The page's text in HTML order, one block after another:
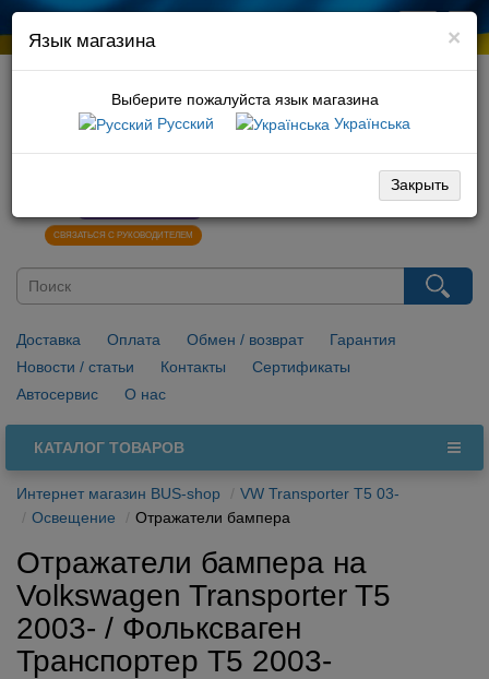
066 729 10 01
СВЯЗАТЬСЯ С РУКОВОДИТЕЛЕМ
Доставка Оплата Обмен / возврат
Гарантия
Новости / статьи
Контакты
Сертификаты
Автосервис
О нас
КАТАЛОГ ТОВАРОВ
Интернет магазин BUS-shop
VW Transporter T5 03-
Освещение
Отражатели бампера
×
Язык магазина
Выберите пожалуйста язык магазина
Русский
Українська
Закрыть
Отражатели бампера на
Volkswagen Transporter T5
2003- / Фольксваген
Транспортер Т5 2003-